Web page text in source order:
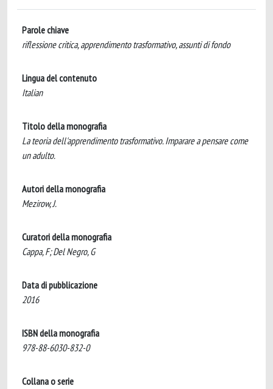
Parole chiave
riflessione critica, apprendimento trasformativo, assunti di fondo
Lingua del contenuto
Italian
Titolo della monografia
La teoria dell'apprendimento trasformativo. Imparare a pensare come
un adulto.
Autori della monografia
Mezirow, J.
Curatori della monografia
Cappa, F; Del Negro, G
Data di pubblicazione
2016
ISBN della monografia
978-88-6030-832-0
Collana o serie